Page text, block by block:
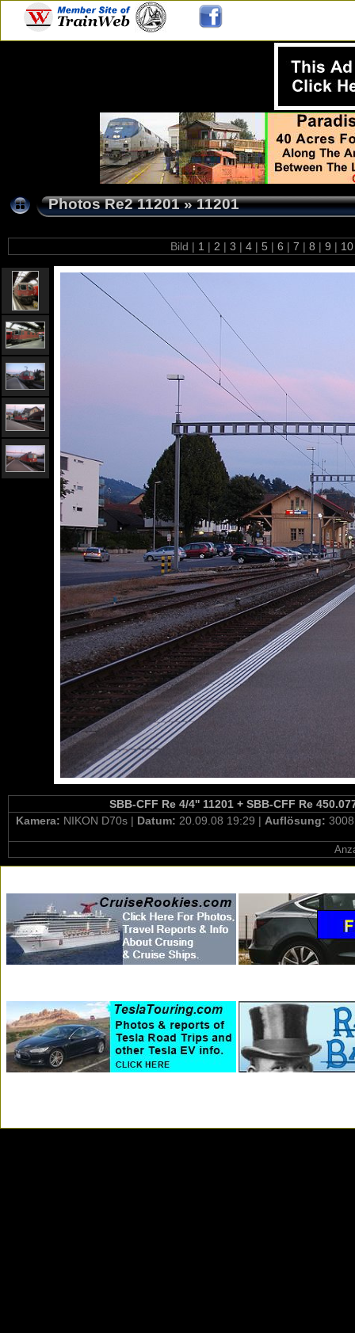
Photos Re2 11201»11201
Bild | 1 | 2 | 3 | 4 | 5 | 6 | 7 | 8 | 9 |
SBB-CFF Re 4/4'' 11201 + SBB-CFF Re
Kamera: NIKON D70s | Datum: 20.09.08 19:29 | Auflösung: